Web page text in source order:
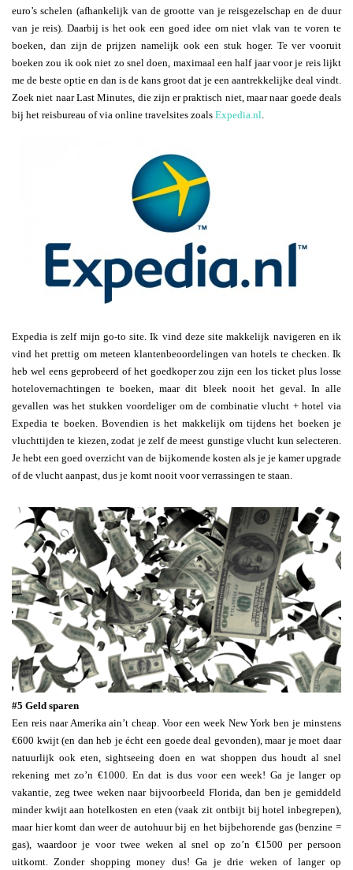
euro’s schelen (afhankelijk van de grootte van je reisgezelschap en de duur
van je reis). Daarbij is het ook een goed idee om niet vlak van te voren te
boeken, dan zijn de prijzen namelijk ook een stuk hoger. Te ver vooruit
boeken zou ik ook niet zo snel doen, maximaal een half jaar voor je reis lijkt
me de beste optie en dan is de kans groot dat je een aantrekkelijke deal vindt.
Zoek niet naar Last Minutes, die zijn er praktisch niet, maar naar goede deals
bij het reisbureau of via online travelsites zoals Expedia.nl
Expedia is zelf mijn go-to site. Ik vind deze site makkelijk navigeren en ik
vind het prettig om meteen klantenbeoordelingen van hotels te checken. Ik
heb wel eens geprobeerd of het goedkoper zou zijn een los ticket plus losse
hotelovernachtingen te boeken, maar dit bleek nooit het geval. In alle
gevallen was het stukken voordeliger om de combinatie vlucht + hotel via
Expedia te boeken. Bovendien is het makkelijk om tijdens het boeken je
vluchttijden te kiezen, zodat je zelf de meest gunstige vlucht kun selecteren.
Je hebt een goed overzicht van de bijkomende kosten als je je kamer upgrade
of de vlucht aanpast, dus je komt nooit voor verrassingen te staan.
#5 Geld sparen
Een reis naar Amerika ain’t cheap. Voor een week New York ben je minstens
€600 kwijt (en dan heb je écht een goede deal gevonden), maar je moet daar
natuurlijk ook eten, sightseeing doen en wat shoppen dus houdt al snel
rekening met zo’n €1000. En dat is dus voor een week! Ga je langer op
vakantie, zeg twee weken naar bijvoorbeeld Florida, dan ben je gemiddeld
minder kwijt aan hotelkosten en eten (vaak zit ontbijt bij hotel inbegrepen),
maar hier komt dan weer de autohuur bij en het bijbehorende gas (benzine =
gas), waardoor je voor twee weken al snel op zo’n €1500 per persoon
uitkomt. Zonder shopping money dus! Ga je drie weken of langer op